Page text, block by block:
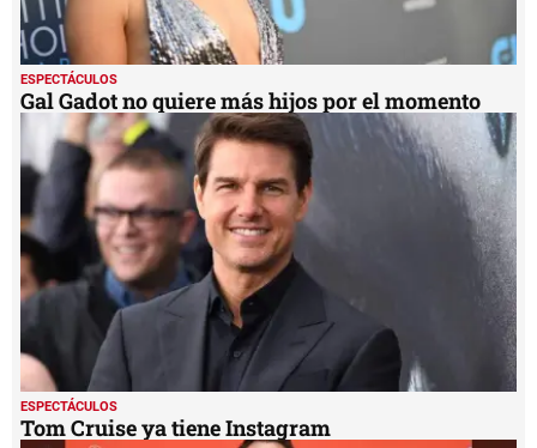
ESPECTÁCULOS
Gal Gadot no quiere más hijos por el momento
ESPECTÁCULOS
Tom Cruise ya tiene Instagram